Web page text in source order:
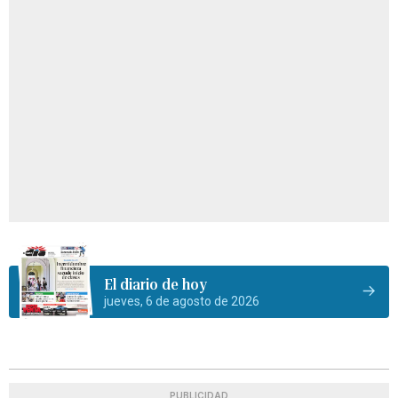
El diario de hoy
jueves, 6 de agosto de 2026
PUBLICIDAD